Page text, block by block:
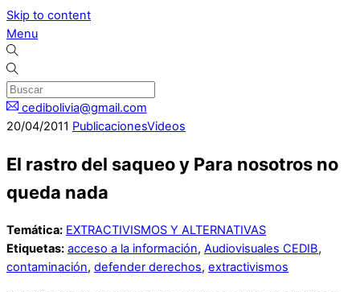
Skip to content
Menu
cedibolivia@gmail.com
20/04/2011 PublicacionesVideos
El rastro del saqueo y Para nosotros no
queda nada
Temática: EXTRACTIVISMOS Y ALTERNATIVAS
Etiquetas: acceso a la información, Audiovisuales CEDIB,
contaminación, defender derechos, extractivismos